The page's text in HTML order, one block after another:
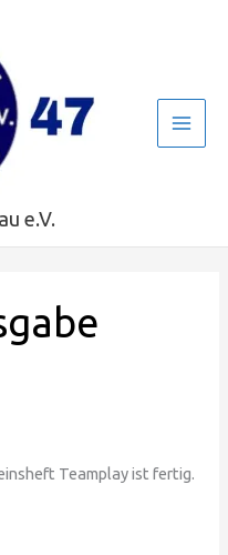
e.V.
Teamplay ist fertig.